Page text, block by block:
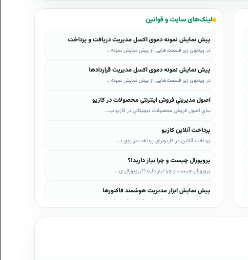
لینک‌های سایت و قوانین
پیش نمایش نمونه دموی اکسل مدیریت دریافت و پرداخت
در ویدئوی زیر قسمت‌هایی از پیش نمایش نمونه...
پیش نمایش نمونه دموی اکسل مدیریت قراردادها
در ویدئوی زیر قسمت‌هایی از پیش نمایش نمونه...
اصول مديريتي فروش اينترنتي محصولات در کازيو
بناي اصول فروش محصولات ديجيتالي در کازيو ب...
پرداخت آنلاین کازیو
پرداخت آنلاین در کازیوبرای پرداخت بر روی د...
پروپوزال چیست و چرا نیاز دارید!؟
پروپوزال چیست و چرا نیاز دارید!؟پروپوزال ی...
پیش نمایش ابزار مدیریت هوشمند فاکتورها
در ویدئوی زیر قسمت‌هایی از پیش نمایش نمونه...